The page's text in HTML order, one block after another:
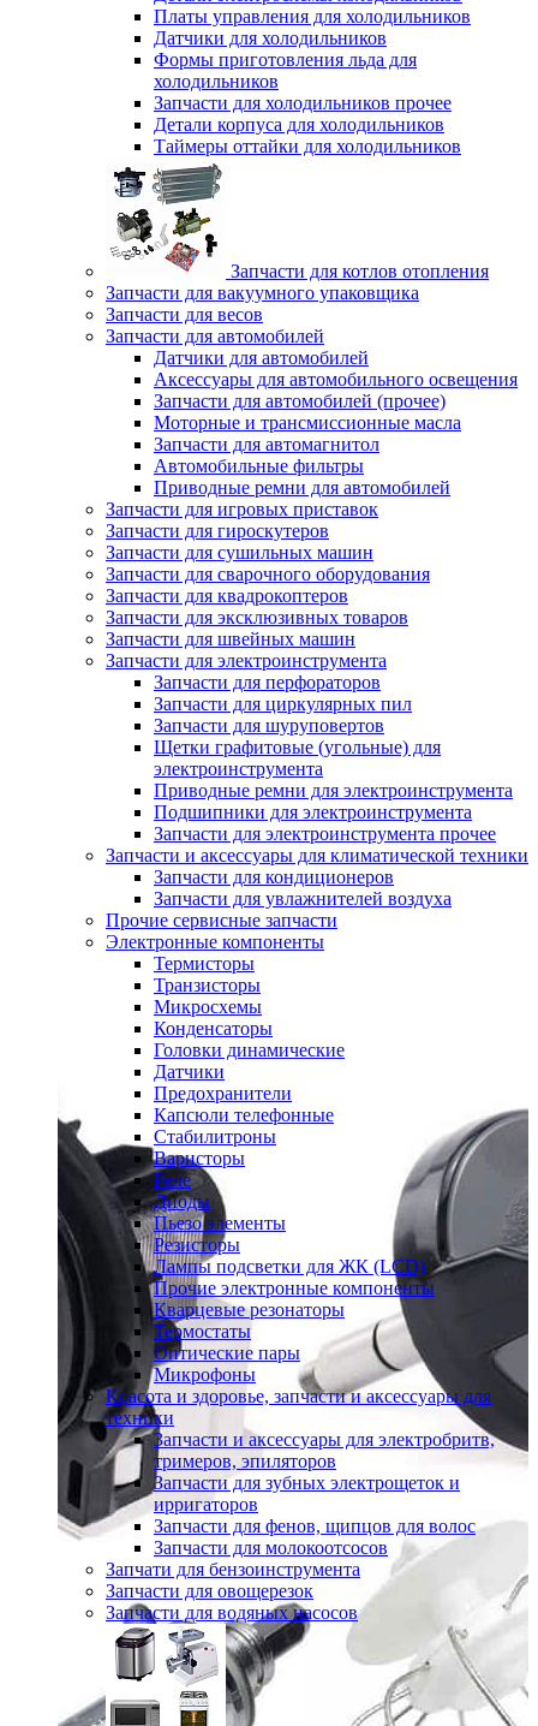
Платы управления для холодильников
Датчики для холодильников
Формы приготовления льда для
холодильников
Запчасти для холодильников прочее
Детали корпуса для холодильников
Таймеры оттайки для холодильников
Запчасти для котлов отопления
Запчасти для вакуумного упаковщика
Запчасти для весов
Запчасти для автомобилей
Датчики для автомобилей
Аксессуары для автомобильного освещения
Запчасти для автомобилей (прочее)
Моторные и трансмиссионные масла
Запчасти для автомагнитол
Автомобильные фильтры
Приводные ремни для автомобилей
Запчасти для игровых приставок
Запчасти для гироскутеров
Запчасти для сушильных машин
Запчасти для сварочного оборудования
Запчасти для квадрокоптеров
Запчасти для эксклюзивных товаров
Запчасти для швейных машин
Запчасти для электроинструмента
Запчасти для перфораторов
Запчасти для циркулярных пил
Запчасти для шуруповертов
Щетки графитовые (угольные) для
электроинструмента
Приводные ремни для электроинструмента
Подшипники для электроинструмента
Запчасти для электроинструмента прочее
Запчасти и аксессуары для климатической техники
Запчасти для кондиционеров
Запчасти для увлажнителей воздуха
Прочие сервисные запчасти
Электронные компоненты
Термисторы
Транзисторы
Микросхемы
Конденсаторы
Головки динамические
Датчики
Предохранители
Капсюли телефонные
Стабилитроны
Варисторы
Реле
Диоды
Пьезо элементы
Резисторы
Лампы подсветки для ЖК (LCD)
Прочие электронные компоненты
Кварцевые резонаторы
Термостаты
Оптические пары
Микрофоны
Красота и здоровье, запчасти и аксессуары для
техники
Запчасти и аксессуары для электробритв,
тримеров, эпиляторов
Запчасти для зубных электрощеток и
ирригаторов
Запчасти для фенов, щипцов для волос
Запчасти для молокоотсосов
Запчати для бензоинструмента
Запчасти для овощерезок
Запчасти для водяных насосов